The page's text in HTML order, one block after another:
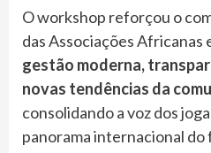
O workshop reforçou o
das Associações Africanas
gestão moderna,
novas tendências da
consolidando a voz dos
panorama internacional do